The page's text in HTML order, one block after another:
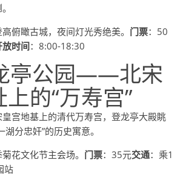
俯瞰古城，夜间灯光秀绝美。 门票：50
放时间：8:00-18:30
亭公园——北宋
的“万寿宫”
皇宫地基上的清代万寿宫，登龙亭大殿眺
分忠奸”的历史寓意。
花文化节主会场。 门票：35元交通：乘1
站